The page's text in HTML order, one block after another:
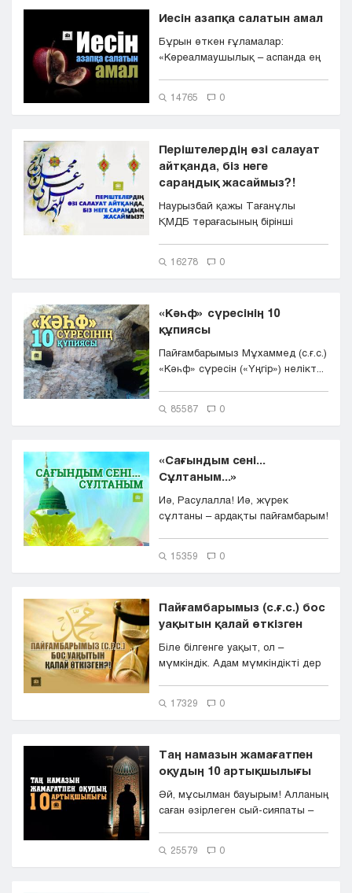
Иесін азапқа салатын амал
Бұрын өткен ғұламалар:
«Көреалмаушылық – аспанда ең
14765 0
Періштелердің өзі салауат
айтқанда, біз неге
сараңдық жасаймыз?!
Наурызбай қажы Тағанұлы
ҚМДБ төрағасының бірінші
16278 0
«Кәһф» сүресінің 10
құпиясы
Пайғамбарымыз Мұхаммед (с.ғ.с.)
«Кәһф» сүресін («Үңгір») нелікт...
85587 0
«Сағындым сені...
Сұлтаным...»
Иә, Расулалла! Иә, жүрек
сұлтаны – ардақты пайғамбарым!
15359 0
Пайғамбарымыз (с.ғ.с.) бос
уақытын қалай өткізген
Біле білгенге уақыт, ол –
мүмкіндік. Адам мүмкіндікті дер
17329 0
Таң намазын жамағатпен
оқудың 10 артықшылығы
Әй, мұсылман бауырым! Алланың
саған әзірлеген сый-сияпаты –
25579 0